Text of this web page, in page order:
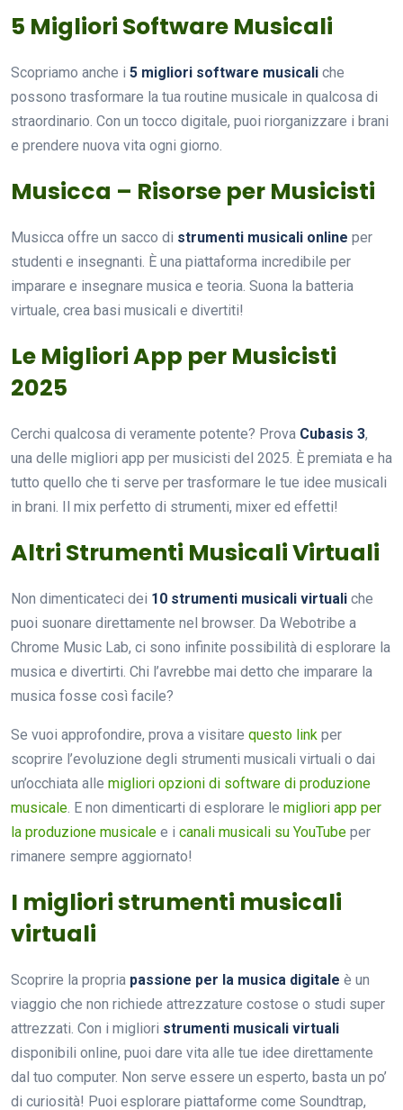
5 Migliori Software Musicali
Scopriamo anche i 5 migliori software musicali che
possono trasformare la tua routine musicale in qualcosa di
straordinario. Con un tocco digitale, puoi riorganizzare i brani
e prendere nuova vita ogni giorno.
Musicca – Risorse per Musicisti
Musicca offre un sacco di strumenti musicali online per
studenti e insegnanti. È una piattaforma incredibile per
imparare e insegnare musica e teoria. Suona la batteria
virtuale, crea basi musicali e divertiti!
Le Migliori App per Musicisti
2025
Cerchi qualcosa di veramente potente? Prova Cubasis 3,
una delle migliori app per musicisti del 2025. È premiata e ha
tutto quello che ti serve per trasformare le tue idee musicali
in brani. Il mix perfetto di strumenti, mixer ed effetti!
Altri Strumenti Musicali Virtuali
Non dimenticateci dei 10 strumenti musicali virtuali che
puoi suonare direttamente nel browser. Da Webotribe a
Chrome Music Lab, ci sono infinite possibilità di esplorare la
musica e divertirti. Chi l’avrebbe mai detto che imparare la
musica fosse così facile?
Se vuoi approfondire, prova a visitare questo link per
scoprire l’evoluzione degli strumenti musicali virtuali o dai
un’occhiata alle migliori opzioni di software di produzione
musicale. E non dimenticarti di esplorare le migliori app per
la produzione musicale e i canali musicali su YouTube per
rimanere sempre aggiornato!
I migliori strumenti musicali
virtuali
Scoprire la propria passione per la musica digitale è un
viaggio che non richiede attrezzature costose o studi super
attrezzati. Con i migliori strumenti musicali virtuali
disponibili online, puoi dare vita alle tue idee direttamente
dal tuo computer. Non serve essere un esperto, basta un po’
di curiosità! Puoi esplorare piattaforme come Soundtrap,